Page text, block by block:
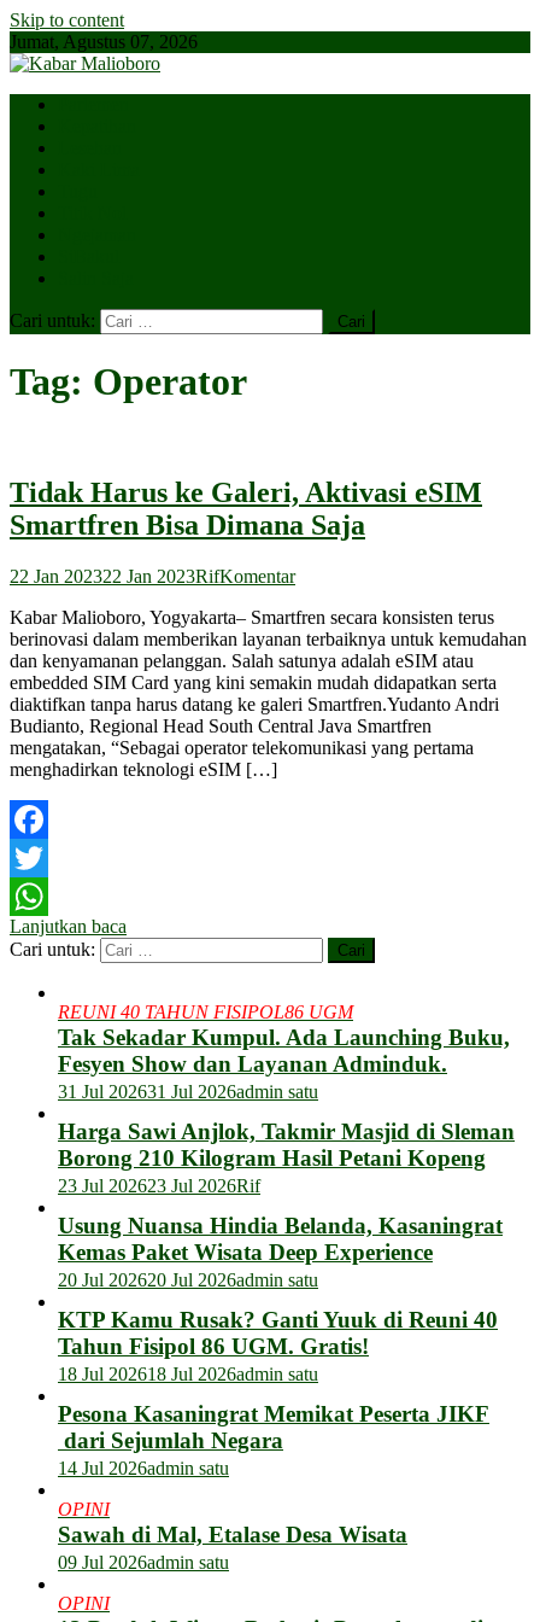
Skip to content
Jumat, Agustus 07, 2026
Cari untuk:
Tag: Operator
Tidak Harus ke Galeri, Aktivasi eSIM
Smartfren Bisa Dimana Saja
22 Jan 202322 Jan 2023RifKomentar
Kabar Malioboro, Yogyakarta– Smartfren secara konsisten terus
berinovasi dalam memberikan layanan terbaiknya untuk kemudahan
dan kenyamanan pelanggan. Salah satunya adalah eSIM atau
embedded SIM Card yang kini semakin mudah didapatkan serta
diaktifkan tanpa harus datang ke galeri Smartfren.Yudanto Andri
Budianto, Regional Head South Central Java Smartfren
mengatakan, “Sebagai operator telekomunikasi yang pertama
menghadirkan teknologi eSIM […]
Facebook
Twitter
WhatsApp
Lanjutkan baca
Cari untuk:
REUNI 40 TAHUN FISIPOL86 UGM
Tak Sekadar Kumpul. Ada Launching Buku,
Fesyen Show dan Layanan Adminduk.
31 Jul 202631 Jul 2026admin satu
Harga Sawi Anjlok, Takmir Masjid di Sleman
Borong 210 Kilogram Hasil Petani Kopeng
23 Jul 202623 Jul 2026Rif
Usung Nuansa Hindia Belanda, Kasaningrat
Kemas Paket Wisata Deep Experience
20 Jul 202620 Jul 2026admin satu
KTP Kamu Rusak? Ganti Yuuk di Reuni 40
Tahun Fisipol 86 UGM. Gratis!
18 Jul 202618 Jul 2026admin satu
Pesona Kasaningrat Memikat Peserta JIKF
dari Sejumlah Negara
14 Jul 2026admin satu
OPINI
Sawah di Mal, Etalase Desa Wisata
09 Jul 2026admin satu
OPINI